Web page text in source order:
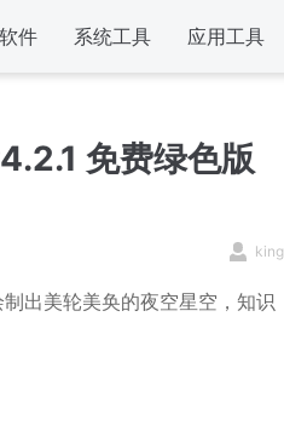
件 系统工具 应用工具
免费绿色版
king
出美轮美奂的夜空星空，知识